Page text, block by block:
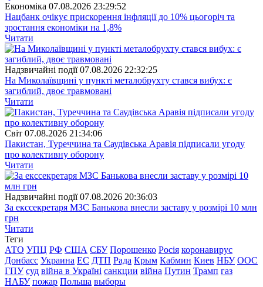
Економіка 07.08.2026 23:29:52
Нацбанк очікує прискорення інфляції до 10% цьогоріч та
зростання економіки на 1,8%
Читати
Надзвичайні події 07.08.2026 22:32:25
На Миколаївщині у пункті металобрухту стався вибух: є
загиблий, двоє травмовані
Читати
Свiт 07.08.2026 21:34:06
Пакистан, Туреччина та Саудівська Аравія підписали угоду
про колективну оборону
Читати
Надзвичайні події 07.08.2026 20:36:03
За екссекретаря МЗС Банькова внесли заставу у розмірі 10 млн
грн
Читати
Теги
АТО УПЦ РФ США СБУ Порошенко Росія коронавирус
Донбасс Украина ЕС ДТП Рада Крым Кабмин Киев НБУ ООС
ГПУ суд війна в Україні санкции війна Путин Трамп газ
НАБУ пожар Польша выборы